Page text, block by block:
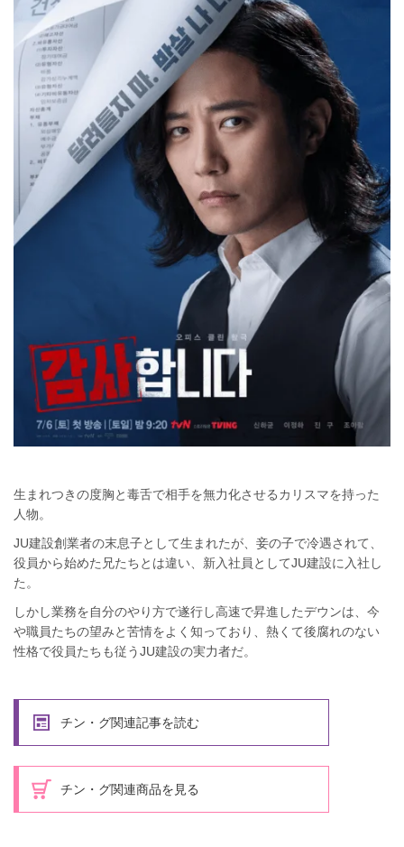
生まれつきの度胸と毒舌で相手を無力化させるカリスマを持った
人物。
JU建設創業者の末息子として生まれたが、妾の子で冷遇されて、
役員から始めた兄たちとは違い、新入社員としてJU建設に入社し
た。
しかし業務を自分のやり方で遂行し高速で昇進したデウンは、今
や職員たちの望みと苦情をよく知っており、熱くて後腐れのない
性格で役員たちも従うJU建設の実力者だ。
チン・グ関連記事を読む
チン・グ関連商品を見る